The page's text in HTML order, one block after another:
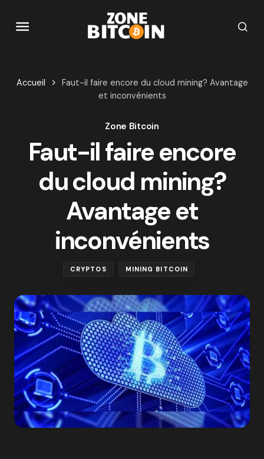
Accueil
Faut-il faire encore du cloud mining? Avantage
et inconvénients
Zone Bitcoin
Faut-il faire encore
du cloud mining?
Avantage et
inconvénients
CRYPTOS MINING BITCOIN